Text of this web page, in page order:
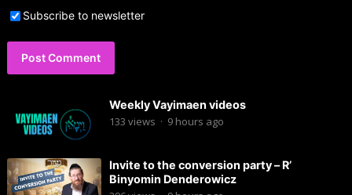
Subscribe to newsletter
Weekly Vayimaen videos
133 views · 9 hours ago
Invite to the conversion party – R’
Binyomin Denderowicz